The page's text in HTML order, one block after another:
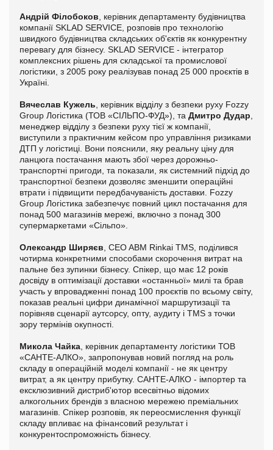
Андрій Філобоков , керівник департаменту будівництва
компанії SKLAD SERVICE, розповів про технологію
швидкого будівництва складських об'єктів як конкурентну
перевагу для бізнесу. SKLAD SERVICE - інтегратор
комплексних рішень для складської та промислової
логістики, з 2005 року реалізував понад 25 000 проєктів в
Україні.
Вячеслав Кужель , керівник відділу з безпеки руху Fozzy
Group Логістика (ТОВ «СІЛЬПО-ФУД»), та Дмитро Дудар
менеджер відділу з безпеки руху тієї ж компанії,
виступили з практичним кейсом про управління ризиками
ДТП у логістиці. Вони пояснили, яку реальну ціну для
ланцюга постачання мають збої через дорожньо-
транспортні пригоди, та показали, як системний підхід до
транспортної безпеки дозволяє зменшити операційні
втрати і підвищити передбачуваність доставки. Fozzy
Group Логістика забезпечує повний цикл постачання для
понад 500 магазинів мережі, включно з понад 300
супермаркетами «Сільпо».
Олександр Ширяєв , CEO ABM Rinkai TMS, поділився
чотирма конкретними способами скорочення витрат на
пальне без зупинки бізнесу. Спікер, що має 12 років
досвіду в оптимізації доставки «останньої» милі та брав
участь у впровадженні понад 100 проєктів по всьому світу,
показав реальні цифри динамічної маршрутизації та
порівняв сценарії аутсорсу, опту, аудиту і TMS з точки
зору термінів окупності.
Микола Чайка , керівник департаменту логістики ТОВ
«САНТЕ-АЛКО», запропонував новий погляд на роль
складу в операційній моделі компанії - не як центру
витрат, а як центру прибутку. САНТЕ-АЛКО - імпортер та
ексклюзивний дистриб'ютор всесвітньо відомих
алкогольних брендів з власною мережею преміальних
магазинів. Спікер розповів, як переосмислення функції
складу впливає на фінансовий результат і
конкурентоспроможність бізнесу.